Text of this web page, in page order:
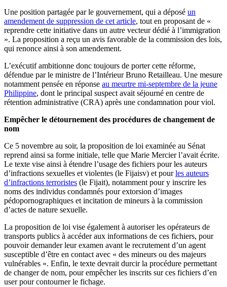
Une position partagée par le gouvernement, qui a déposé un
amendement de suppression de cet article, tout en proposant de «
reprendre cette initiative dans un autre vecteur dédié à l’immigration
». La proposition a reçu un avis favorable de la commission des lois,
qui renonce ainsi à son amendement.
L’exécutif ambitionne donc toujours de porter cette réforme,
défendue par le ministre de l’Intérieur Bruno Retailleau. Une mesure
notamment pensée en réponse au meurtre mi-septembre de la jeune
Philippine, dont le principal suspect avait séjourné en centre de
rétention administrative (CRA) après une condamnation pour viol.
Empêcher le détournement des procédures de changement de
nom
Ce 5 novembre au soir, la proposition de loi examinée au Sénat
reprend ainsi sa forme initiale, telle que Marie Mercier l’avait écrite.
Le texte vise ainsi à étendre l’usage des fichiers pour les auteurs
d’infractions sexuelles et violentes (le Fijaisv) et pourles auteurs
d’infractions terroristes (le Fijait), notamment pour y inscrire les
noms des individus condamnés pour extorsion d’images
pédopornographiques et incitation de mineurs à la commission
d’actes de nature sexuelle.
La proposition de loi vise également à autoriser les opérateurs de
transports publics à accéder aux informations de ces fichiers, pour
pouvoir demander leur examen avant le recrutement d’un agent
susceptible d’être en contact avec « des mineurs ou des majeurs
vulnérables ». Enfin, le texte devrait durcir la procédure permettant
de changer de nom, pour empêcher les inscrits sur ces fichiers d’en
user pour contourner le fichage.